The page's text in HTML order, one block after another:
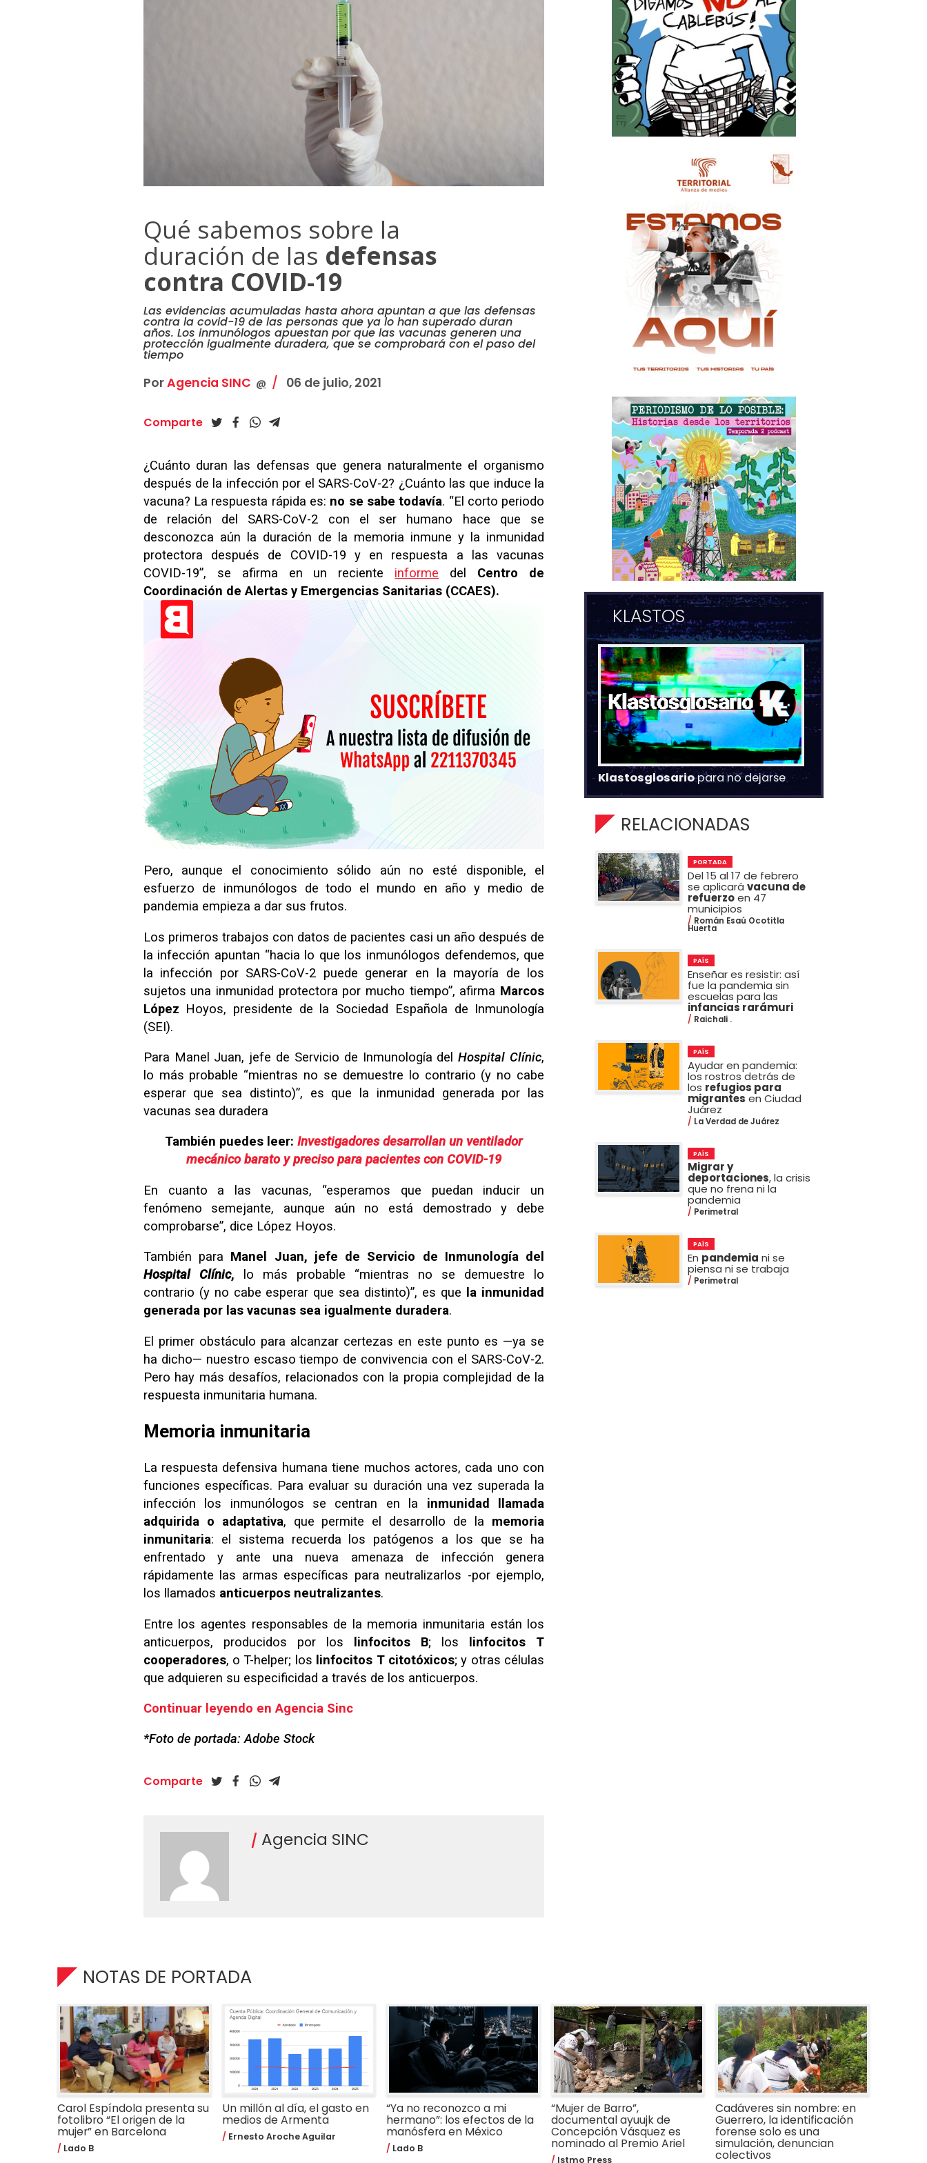
Qué sabemos sobre la
duración de las defensas
contra COVID-19
Las evidencias acumuladas hasta ahora apuntan a que las defensas
contra la covid-19 de las personas que ya lo han superado duran
años. Los inmunólogos apuestan por que las vacunas generen una
protección igualmente duradera, que se comprobará con el paso del
tiempo
PorAgencia SINC @ 06 de julio, 2021
Comparte
¿Cuánto duran las defensas que genera naturalmente el organismo
después de la infección por el SARS-CoV-2? ¿Cuánto las que induce la
vacuna? La respuesta rápida es: no se sabe todavía. “El corto periodo
de relación del SARS-CoV-2 con el ser humano hace que se
desconozca aún la duración de la memoria inmune y la inmunidad
protectora después de COVID-19 y en respuesta a las vacunas
COVID-19”, se afirma en un reciente informe del Centro de
Coordinación de Alertas y Emergencias Sanitarias (CCAES).
Pero, aunque el conocimiento sólido aún no esté disponible, el
esfuerzo de inmunólogos de todo el mundo en año y medio de
pandemia empieza a dar sus frutos.
Los primeros trabajos con datos de pacientes casi un año después de
la infección apuntan “hacia lo que los inmunólogos defendemos, que
la infección por SARS-CoV-2 puede generar en la mayoría de los
sujetos una inmunidad protectora por mucho tiempo”, afirma Marcos
López Hoyos, presidente de la Sociedad Española de Inmunología
(SEI).
Para Manel Juan, jefe de Servicio de Inmunología delHospital Clínic,
lo más probable “mientras no se demuestre lo contrario (y no cabe
esperar que sea distinto)”, es que la inmunidad generada por las
vacunas sea duradera
También puedes leer:Investigadores desarrollan un ventilador
mecánico barato y preciso para pacientes con COVID-19
En cuanto a las vacunas, “esperamos que puedan inducir un
fenómeno semejante, aunque aún no está demostrado y debe
comprobarse”, dice López Hoyos.
También para Manel Juan, jefe de Servicio de Inmunología del
Hospital Clínic, lo más probable “mientras no se demuestre lo
contrario (y no cabe esperar que sea distinto)”, es que
la inmunidad
generada por las vacunas sea igualmente duradera.
El primer obstáculo para alcanzar certezas en este punto es —ya se
ha dicho— nuestro escaso tiempo de convivencia con el SARS-CoV-2.
Pero hay más desafíos, relacionados con la propia complejidad de la
respuesta inmunitaria humana.
Memoria inmunitaria
La respuesta defensiva humana tiene muchos actores, cada uno con
funciones específicas. Para evaluar su duración una vez superada la
infección los inmunólogos se centran en la inmunidad llamada
adquirida o adaptativa, que permite el desarrollo de la memoria
inmunitaria: el sistema recuerda los patógenos a los que se ha
enfrentado y ante una nueva amenaza de infección genera
rápidamente las armas específicas para neutralizarlos -por ejemplo,
los llamados anticuerpos neutralizantes.
Entre los agentes responsables de la memoria inmunitaria están los
anticuerpos, producidos por los linfocitos B; los linfocitos T
cooperadores, o T-helper; los linfocitos T citotóxicos; y otras células
que adquieren su especificidad a través de los anticuerpos.
Continuar leyendo en Agencia Sinc
*Foto de portada: Adobe Stock
Comparte
Agencia SINC
KLASTOS
Klastosglosariopara no dejarse
RELACIONADAS
PORTADA
Del 15 al 17 de febrero
se aplicará vacuna de
refuerzoen 47
municipios
Román Esaú Ocotitla
Huerta
PAÍS
Enseñar es resistir: así
fue la pandemia sin
escuelas para las
infancias rarámuri
Raichali .
PAÍS
Ayudar en pandemia:
los rostros detrás de
los refugios para
migrantes en Ciudad
Juárez
La Verdad de Juárez
PAÍS
Migrar y
deportaciones, la crisis
que no frena ni la
pandemia
Perimetral
PAÍS
En pandemia ni se
piensa ni se trabaja
Perimetral
NOTAS DE PORTADA
Carol Espíndola presenta su
fotolibro “El origen de la
mujer” en Barcelona
Lado B
Un millón al día, el gasto en
medios de Armenta
Ernesto Aroche Aguilar
“Ya no reconozco a mi
hermano”: los efectos de la
manósfera en México
Lado B
“Mujer de Barro”,
documental ayuujk de
Concepción Vásquez es
nominado al Premio Ariel
Istmo Press
Cadáveres sin nombre: en
Guerrero, la identificación
forense solo es una
simulación, denuncian
colectivos